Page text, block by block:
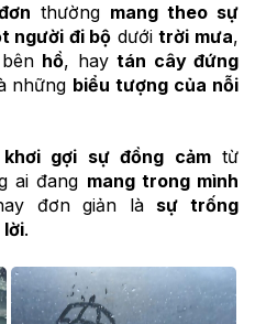
thường mang theo sự
người đi bộ dướitrời mưa,
bên hồ, hay tán cây đứng
những biểu tượng của nỗi
khơi gợi sự đồng cảmtừ
ai đang mang trong mình
đơn giản là sự trống
lời.